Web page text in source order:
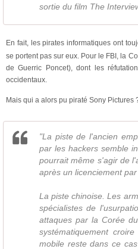
sortie du film The
En fait, les pirates informatiques ont
se portent pas sur eux. Pour le FBI, la
de Guerric Poncet), dont les
occidentaux.
Mais qui a alors pu piraté Sony
"La piste de l'ancien
par les hackers semble
pourrait même s'agir de
après un licenciement par
La piste chinoise. Les
spécialistes de
attaques par la Corée
systématiquement
mobile reste dans ce